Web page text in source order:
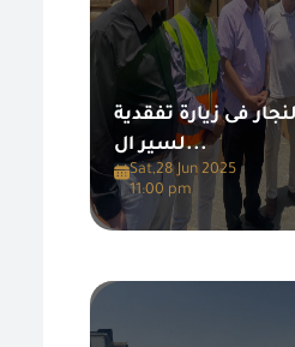
فى زيارة تفقدية
لسير ال...
Sat,28 Jun 2025
11:00 pm